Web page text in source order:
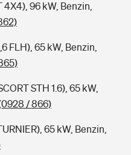
4X4), 96 kW, Benzin,
FLH), 65 kW, Benzin,
STH 1.6), 65 kW,
/ 866)
65 kW, Benzin,